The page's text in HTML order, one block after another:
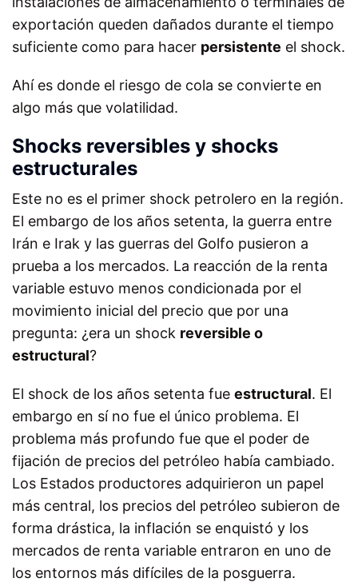
exportación queden dañados durante el tiempo
suficiente como para hacer persistente el shock.
Ahí es donde el riesgo de cola se convierte en
algo más que volatilidad.
Shocks reversibles y shocks
estructurales
Este no es el primer shock petrolero en la región.
El embargo de los años setenta, la guerra entre
Irán e Irak y las guerras del Golfo pusieron a
prueba a los mercados. La reacción de la renta
variable estuvo menos condicionada por el
movimiento inicial del precio que por una
pregunta: ¿era un shock reversible o
estructural?
El shock de los años setenta fue estructural. El
embargo en sí no fue el único problema. El
problema más profundo fue que el poder de
fijación de precios del petróleo había cambiado.
Los Estados productores adquirieron un papel
más central, los precios del petróleo subieron de
forma drástica, la inflación se enquistó y los
mercados de renta variable entraron en uno de
los entornos más difíciles de la posguerra.